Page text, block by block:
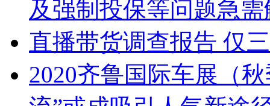
及强制投保等问题急
直播带货调查报告 仅
2020齐鲁国际车展（